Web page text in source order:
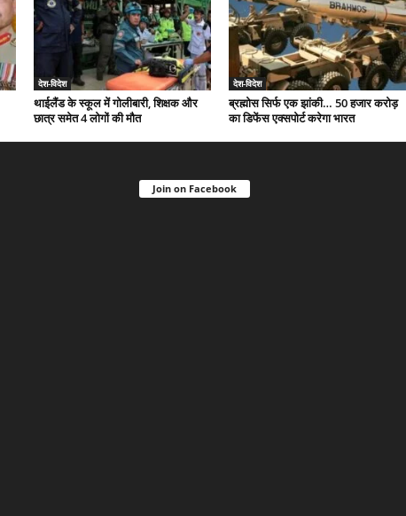
देश-विदेश
थाईलैंड के स्कूल में गोलीबारी, शिक्षक और
छात्र समेत 4 लोगों की मौत
देश-विदेश
ब्रह्मोस सिर्फ एक झांकी… 50 हजार करोड़
का डिफेंस एक्सपोर्ट करेगा भारत
Join on Facebook